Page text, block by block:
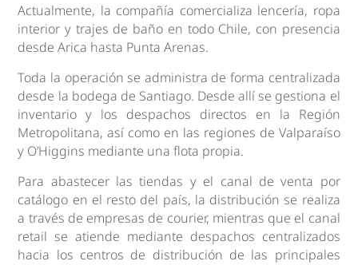
Actualmente, la compañía comercializa lencería, ropa
interior y trajes de baño en todo Chile, con presencia
desde Arica hasta Punta Arenas.
Toda la operación se administra de forma centralizada
desde la bodega de Santiago. Desde allí se gestiona el
inventario y los despachos directos en la Región
Metropolitana, así como en las regiones de Valparaíso
y O’Higgins mediante una flota propia.
Para abastecer las tiendas y el canal de venta por
catálogo en el resto del país, la distribución se realiza
a través de empresas de courier, mientras que el canal
retail se atiende mediante despachos centralizados
hacia los centros de distribución de las principales